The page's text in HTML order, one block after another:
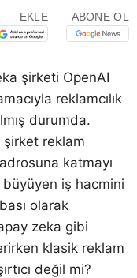
EKLE ABONE OL
şirketi OpenAI
reklamcılık
durumda.
şirket reklam
katmayı
büyüyen iş hacmini
olarak
zeka gibi
klasik reklam
değil mi?